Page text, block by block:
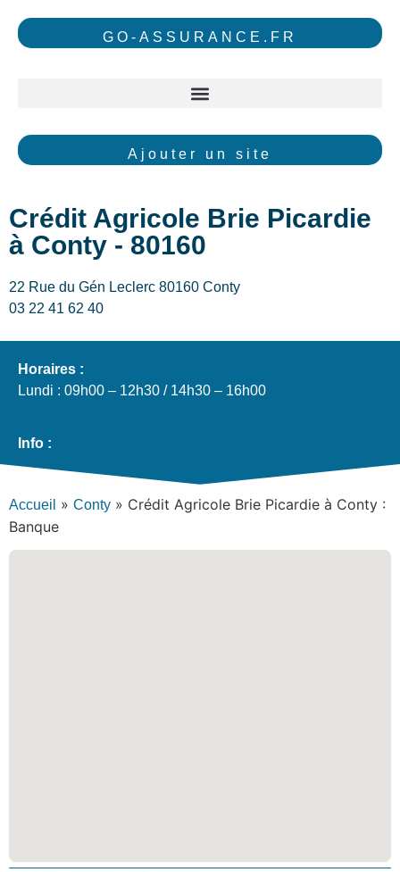
GO-ASSURANCE.FR
Ajouter un site
Crédit Agricole Brie Picardie
à Conty - 80160
22 Rue du Gén Leclerc 80160 Conty
03 22 41 62 40
Horaires :
Lundi : 09h00 – 12h30 / 14h30 – 16h00
Info :
Accueil » Conty » Crédit Agricole Brie Picardie à Conty :
Banque